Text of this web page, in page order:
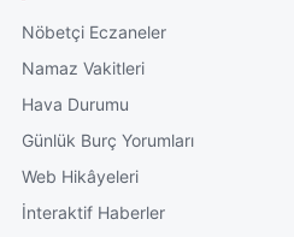
Nöbetçi Eczaneler
Namaz Vakitleri
Hava Durumu
Günlük Burç Yorumları
Web Hikâyeleri
İnteraktif Haberler